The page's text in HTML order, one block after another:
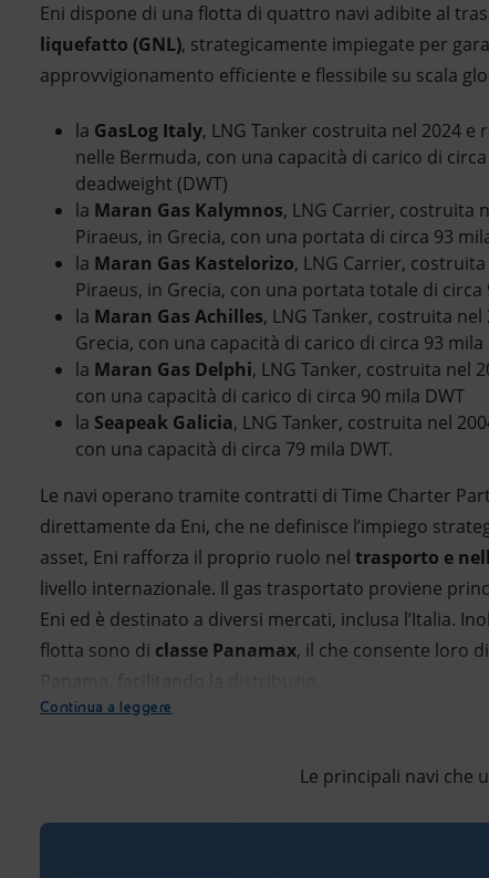
Eni dispone di una flotta di quattro navi adibite al
liquefatto (GNL), strategicamente impiegate per
approvvigionamento efficiente e flessibile su scala
la GasLog Italy, LNG Tanker costruita nel 2024
nelle Bermuda, con una capacità di carico di
deadweight (DWT)
la Maran Gas Kalymnos, LNG Carrier, costruita
Piraeus, in Grecia, con una portata di circa 93
la Maran Gas Kastelorizo, LNG Carrier,
Piraeus, in Grecia, con una portata totale di circa
la Maran Gas Achilles, LNG Tanker, costruita
Grecia, con una capacità di carico di circa 93 mila
la Maran Gas Delphi, LNG Tanker, costruita nel
con una capacità di carico di circa 90 mila DWT
la Seapeak Galicia, LNG Tanker, costruita nel
con una capacità di circa 79 mila DWT.
Le navi operano tramite contratti di Time Charter
direttamente da Eni, che ne definisce l’impiego
asset, Eni rafforza il proprio ruolo nel trasporto e
livello internazionale. Il gas trasportato proviene
Eni ed è destinato a diversi mercati, inclusa l’Italia.
flotta sono di classe Panamax, il che consente loro
Panama, facilitando la
distribuzio...
Continua a leggere
Le principali navi che